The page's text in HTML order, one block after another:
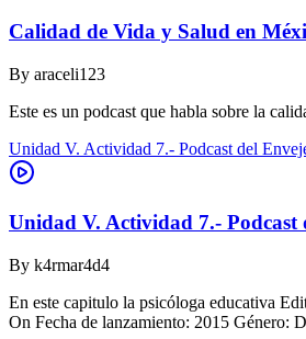
Calidad de Vida y Salud en
By araceli123
Este es un podcast que habla sobre la
Unidad V. Actividad 7.- Podcast del
Unidad V. Actividad 7.- Podcast
By k4rmar4d4
En este capitulo la psicóloga educativa
On Fecha de lanzamiento: 2015 Género: